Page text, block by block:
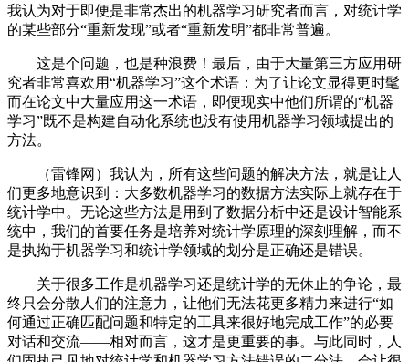
我认为对于即便是非常杰出的机器学习研究者而言，对统计学
的某些部分“重新发现”或者“重新发明”都非常普遍。
这是个问题，也是种浪费！最后，由于大量第三方应用研
究者非常喜欢用“机器学习”这个术语：为了让论文显得更时髦
而在论文中大量应用这一术语，即便现实中他们所谓的“机器
学习”既不是构建自动化系统也没有使用机器学习领域提出的
方法。
（雷锋网）我认为，所有这些问题的解决方法，就是让人
们更多地意识到：大多数机器学习的数据方法实际上就存在于
统计学中。无论这些方法是用到了数据分析中还是设计智能系
统中，我们的首要任务是培养对统计学原理的深刻理解，而不
是执拗于机器学习和统计学领域的划分是正确还是错误。
关于很多工作是机器学习还是统计学的无休止的争论，最
终只会分散人们的注意力，让他们无法花更多精力来进行“如
何通过正确匹配问题和特定的工具来很好地完成工作”的必要
对话和交流——相对而言，这才是更重要的事。与此同时，人